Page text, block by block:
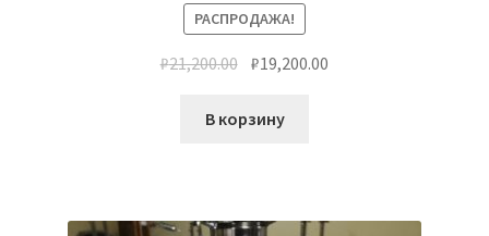
РАСПРОДАЖА!
₽21,200.00 ₽19,200.00
В корзину